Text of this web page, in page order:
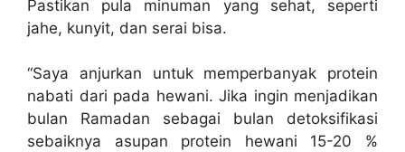
Pastikan pula minuman yang sehat, seperti
jahe, kunyit, dan serai bisa.
“Saya anjurkan untuk memperbanyak protein
nabati dari pada hewani. Jika ingin menjadikan
bulan Ramadan sebagai bulan detoksifikasi
sebaiknya asupan protein hewani 15-20 %